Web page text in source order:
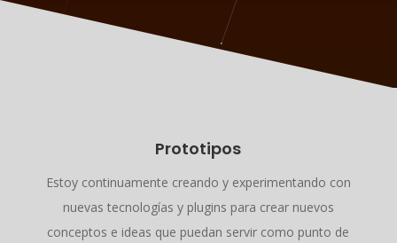
Prototipos
Estoy continuamente creando y experimentando con
nuevas tecnologías y plugins para crear nuevos
conceptos e ideas que puedan servir como punto de